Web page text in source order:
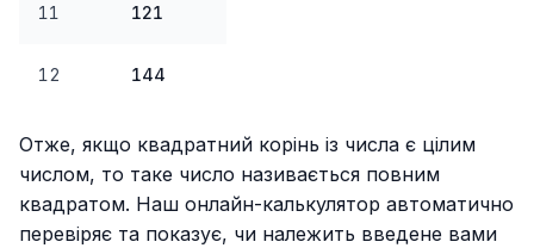
11 121
12 144
Отже, якщо квадратний корінь із числа є цілим
числом, то таке число називається повним
квадратом. Наш онлайн-калькулятор автоматично
перевіряє та показує, чи належить введене вами